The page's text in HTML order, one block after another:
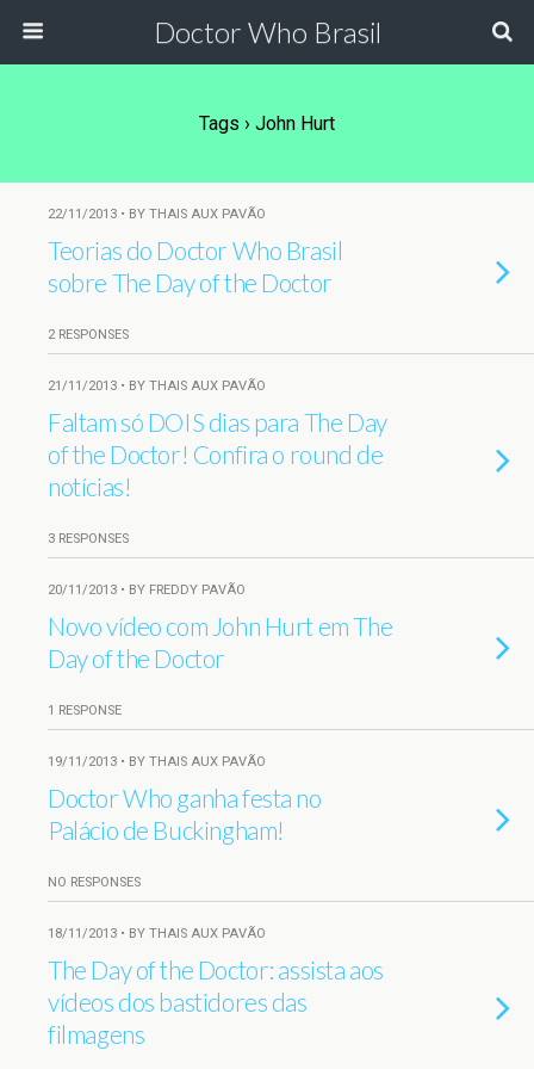
Doctor Who Brasil
Tags › John Hurt
22/11/2013 • BY THAIS AUX PAVÃO
Teorias do Doctor Who Brasil
sobre The Day of the Doctor
2 RESPONSES
21/11/2013 • BY THAIS AUX PAVÃO
Faltam só DOIS dias para The Day
of the Doctor! Confira o round de
notícias!
3 RESPONSES
20/11/2013 • BY FREDDY PAVÃO
Novo vídeo com John Hurt em The
Day of the Doctor
1 RESPONSE
19/11/2013 • BY THAIS AUX PAVÃO
Doctor Who ganha festa no
Palácio de Buckingham!
NO RESPONSES
18/11/2013 • BY THAIS AUX PAVÃO
The Day of the Doctor: assista aos
vídeos dos bastidores das
filmagens